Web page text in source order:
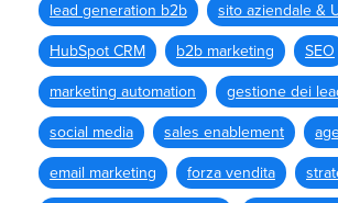
lead generation b2b sito aziendale &
HubSpot CRM b2b marketing SEO
marketing automation gestione dei
social media sales enablement
email marketing forza vendita